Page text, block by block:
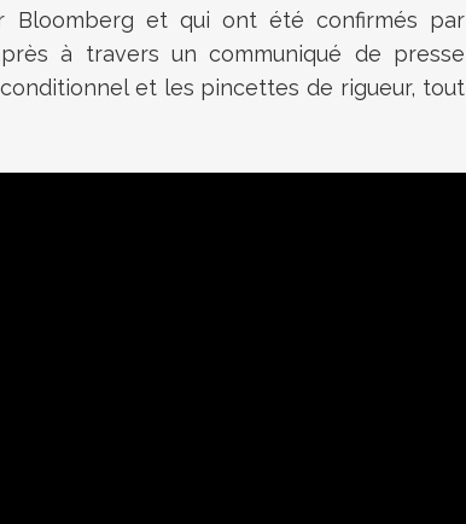
Bloomberg et qui ont été confirmés par
à travers un communiqué de presse
et les pincettes de rigueur, tout